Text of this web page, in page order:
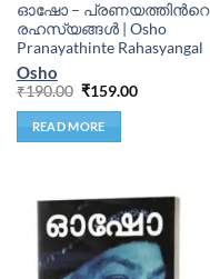
ഓഷോ – പ്രണയത്തിൻറെ
രഹസ്യങ്ങൾ | Osho
Pranayathinte Rahasyangal
Osho
₹190.00 ₹159.00
READ MORE